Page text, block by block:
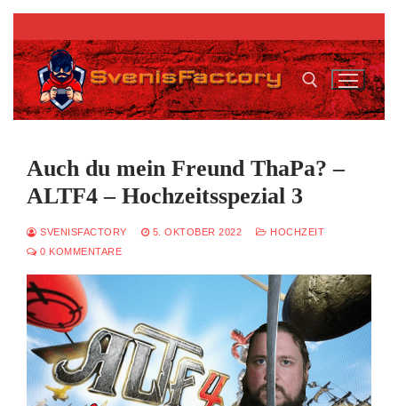
Zum
Inhalt
springen
Auch du mein Freund ThaPa? –
ALTF4 – Hochzeitsspezial 3
SVENISFACTORY 5. OKTOBER 2022
HOCHZEIT
0 KOMMENTARE